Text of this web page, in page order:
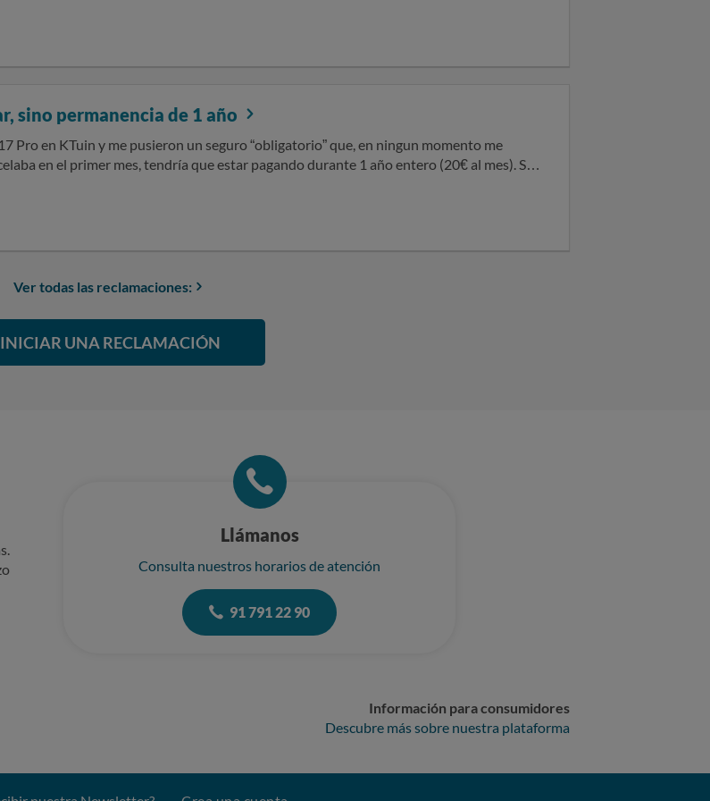
sino permanencia de 1 año
Pro en KTuin y me pusieron un seguro “obligatorio” que, en ningun momento me
en el primer mes, tendría que estar pagando durante 1 año entero (20€ al mes). Sin
Ver todas las reclamaciones:
INICIAR UNA RECLAMACIÓN
Llámanos
Consulta nuestros horarios de atención
91 791 22 90
Información para consumidores
Descubre más sobre nuestra plataforma